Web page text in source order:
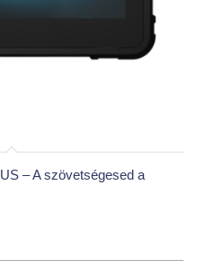
– A szövetségesed a